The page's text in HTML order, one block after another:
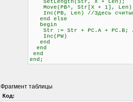
SetLength(Str, X +
Move(PB^, Str[X + 1],
Inc(PB, Len) //Здесь
end else
begin
Str := Str + PC.A + PC.B; //
Inc(PW)
end
end
end
end;
Фрагмент таблицы
Код: